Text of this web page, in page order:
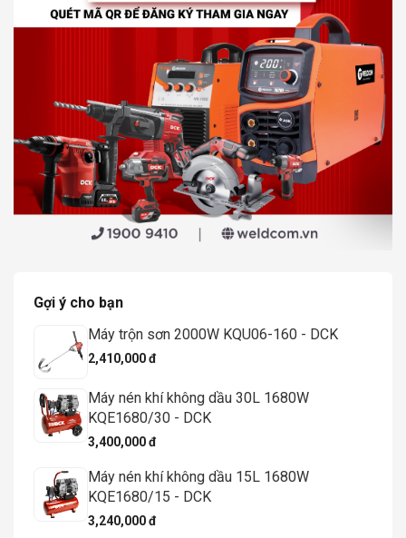
Gợi ý cho bạn
Máy trộn sơn 2000W KQU06-160 - DCK
2,410,000 đ
Máy nén khí không dầu 30L 1680W
KQE1680/30 - DCK
3,400,000 đ
Máy nén khí không dầu 15L 1680W
KQE1680/15 - DCK
3,240,000 đ